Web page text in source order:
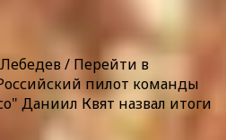
/ Перейти в
пилот команды
Даниил Квят назвал итоги